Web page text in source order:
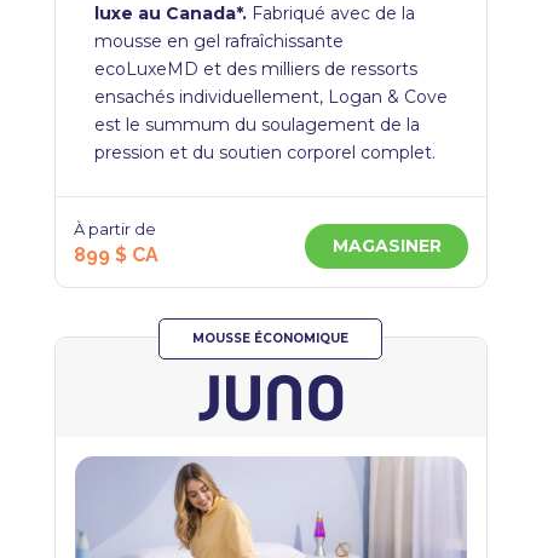
luxe au Canada*. Fabriqué avec de la
mousse en gel rafraîchissante
ecoLuxeMD et des milliers de ressorts
ensachés individuellement, Logan & Cove
est le summum du soulagement de la
pression et du soutien corporel complet.
À partir de
899 $ CA MAGASINER
MOUSSE ÉCONOMIQUE